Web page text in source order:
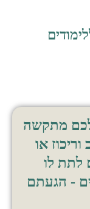
מתקשה
או
לתת לו
- הגעתם